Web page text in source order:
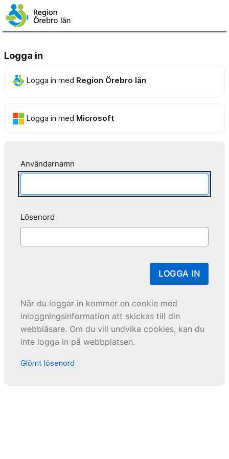
Logga in
Logga in med Region Örebro län
Logga in med Microsoft
Användarnamn
Lösenord
LOGGA IN
När du loggar in kommer en cookie med
inloggningsinformation att skickas till din
webbläsare. Om du vill undvika cookies, kan du
inte logga in på webbplatsen.
Glömt lösenord